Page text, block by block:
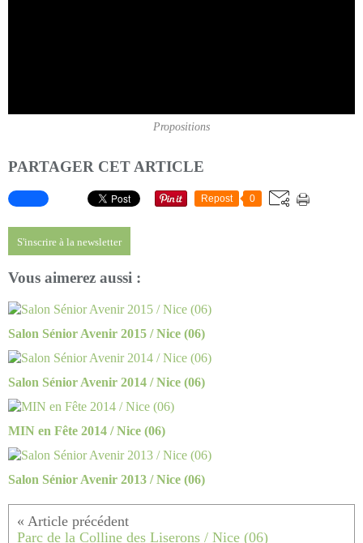
Propositions
PARTAGER CET ARTICLE
Repost 0
S'inscrire à la newsletter
Vous aimerez aussi :
Salon Sénior Avenir 2015 / Nice (06)
Salon Sénior Avenir 2014 / Nice (06)
MIN en Fête 2014 / Nice (06)
Salon Sénior Avenir 2013 / Nice (06)
Parc de la Colline des Liserons / Nice (06)